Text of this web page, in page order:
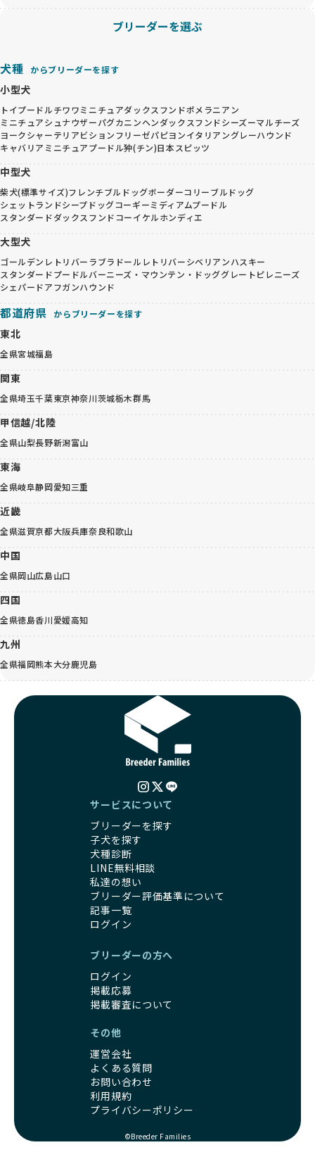
ブリーダーを選ぶ
犬種 からブリーダーを探す
小型犬
トイプードルチワワミニチュアダックスフンドポメラニアン
ミニチュアシュナウザーパグカニンヘンダックスフンドシーズーマルチーズ
ヨークシャーテリアビションフリーゼパピヨンイタリアングレーハウンド
キャバリア ミニチュアプードル狆(チン)日本スピッツ
中型犬
柴犬(標準サイズ)フレンチブルドッグボーダーコリーブルドッグ
シェットランドシープドッグコーギーミディアムプードル
スタンダードダックスフンドコーイケルホンディエ
大型犬
ゴールデンレトリバー ラブラドールレトリバーシベリアンハスキー
スタンダードプードルバーニーズ・マウンテン・ドッググレートピレニーズ
シェパードアフガンハウンド
都道府県 からブリーダーを探す
東北
全県宮城福島
関東
全県埼玉千葉東京神奈川茨城栃木群馬
甲信越/北陸
全県山梨長野新潟富山
東海
全県岐阜静岡愛知三重
近畿
全県滋賀京都大阪兵庫奈良和歌山
中国
全県岡山広島山口
四国
全県徳島香川愛媛高知
九州
全県福岡熊本大分鹿児島
サービスについて
ブリーダーを探す
子犬を探す
犬種診断
LINE無料相談
私達の想い
ブリーダー評価基準について
記事一覧
ログイン
ブリーダーの方へ
ログイン
掲載応募
掲載審査について
その他
運営会社
よくある質問
お問い合わせ
利用規約
プライバシーポリシー
©Breeder Families